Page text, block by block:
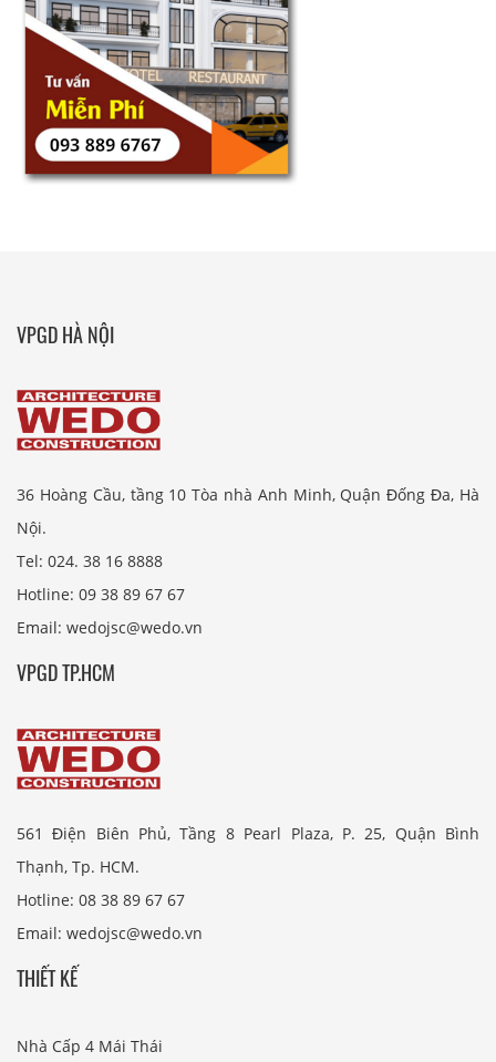
VPGD HÀ NỘI
36 Hoàng Cầu, tầng 10 Tòa nhà Anh Minh, Quận Đống Đa, Hà
Nội.
Tel: 024. 38 16 8888
Hotline: 09 38 89 67 67
Email: wedojsc@wedo.vn
VPGD TP.HCM
561 Điện Biên Phủ, Tầng 8 Pearl Plaza, P. 25, Quận Bình
Thạnh, Tp. HCM.
Hotline: 08 38 89 67 67
Email: wedojsc@wedo.vn
THIẾT KẾ
Nhà Cấp 4 Mái Thái